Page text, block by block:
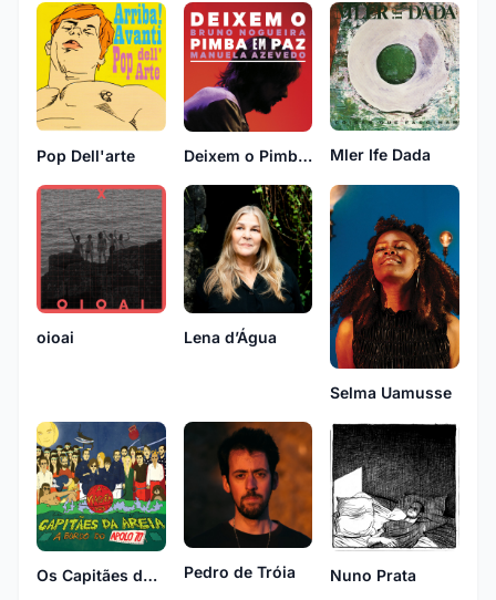
Pop Dell'arte Deixem o Pimba em Paz Mler Ife Dada
oioai Lena d’Água
Selma Uamusse
Os Capitães da Areia Pedro de Tróia Nuno Prata